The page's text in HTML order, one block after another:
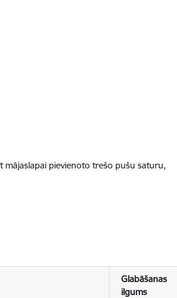
mājaslapai pievienoto trešo pušu saturu,
Glabāšanas
ilgums